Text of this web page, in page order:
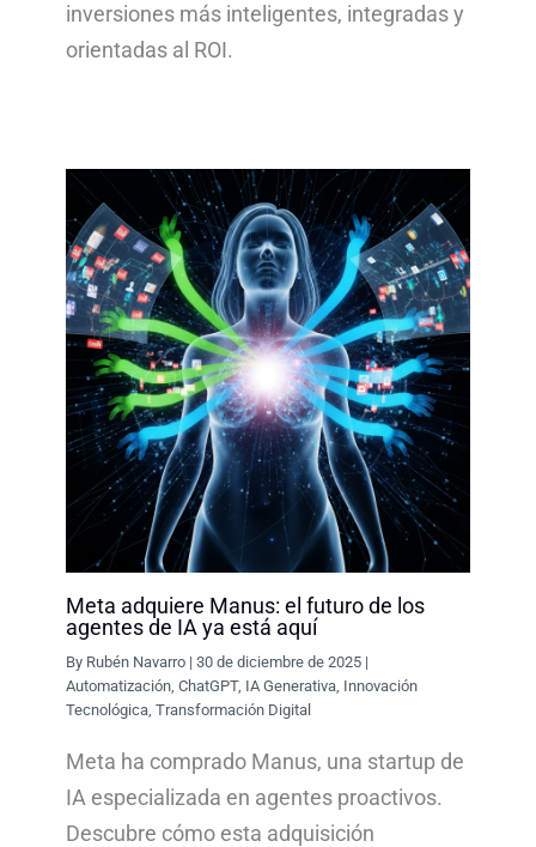
inversiones más inteligentes, integradas y
orientadas al ROI.
Meta adquiere Manus: el futuro de los
agentes de IA ya está aquí
By Rubén Navarro |30 de diciembre de 2025 |
Automatización ,ChatGPT, IA Generativa Innovación
Tecnológica ,Transformación Digital
Meta ha comprado Manus, una startup de
IA especializada en agentes proactivos.
Descubre cómo esta adquisición